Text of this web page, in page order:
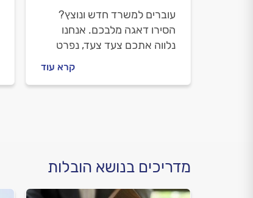
עוברים למשרד חדש ונוצץ?
הסירו דאגה מלבכם. אנחנו
נלווה אתכם צעד צעד, נפרט
חברת הובלה, איך מתנהלים
מולו וכמה תעלה לכם ההובלה.
קרא עוד
מדריכים בנושא הובלות